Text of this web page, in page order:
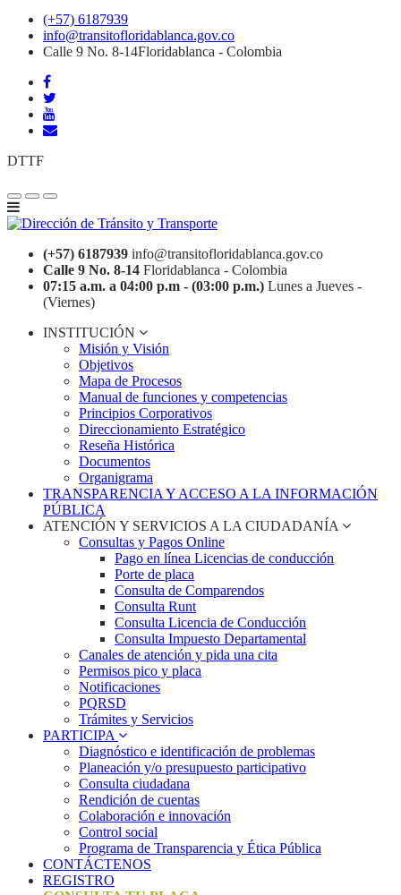
(+57) 6187939
info@transitofloridablanca.gov.co
Calle 9 No. 8-14Floridablanca - Colombia
DTTF
(+57) 6187939 info@transitofloridablanca.gov.co
Calle 9 No. 8-14 Floridablanca - Colombia
07:15 a.m. a 04:00 p.m - (03:00 p.m.) Lunes a Jueves -
(Viernes)
INSTITUCIÓN
Misión y Visión
Objetivos
Mapa de Procesos
Manual de funciones y competencias
Principios Corporativos
Direccionamiento Estratégico
Reseña Histórica
Documentos
Organigrama
TRANSPARENCIA Y ACCESO A LA INFORMACIÓN
PÚBLICA
ATENCIÓN Y SERVICIOS A LA CIUDADANÍA
Consultas y Pagos Online
Pago en línea Licencias de conducción
Porte de placa
Consulta de Comparendos
Consulta Runt
Consulta Licencia de Conducción
Consulta Impuesto Departamental
Canales de atención y pida una cita
Permisos pico y placa
Notificaciones
PQRSD
Trámites y Servicios
PARTICIPA
Diagnóstico e identificación de problemas
Planeación y/o presupuesto participativo​
Consulta ciudadana
Rendición de cuentas
Colaboración e innovación
Control social
Programa de Transparencia y Ética Pública
CONTÁCTENOS
REGISTRO